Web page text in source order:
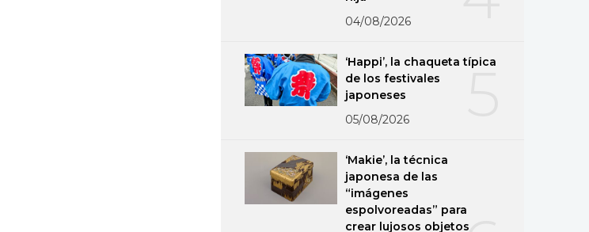
04/08/2026
5
‘Happi’, la chaqueta típica
de los festivales
japoneses
05/08/2026
‘Makie’, la técnica
japonesa de las
“imágenes
espolvoreadas” para
crear lujosos objetos